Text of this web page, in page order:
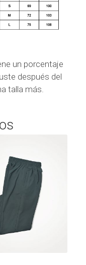
un porcentaje
después del
talla más.